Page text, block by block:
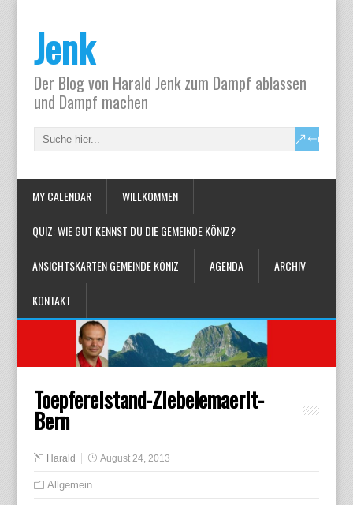
Jenk
Der Blog von Harald Jenk zum Dampf ablassen
und Dampf machen
MY CALENDAR WILLKOMMEN
QUIZ: WIE GUT KENNST DU DIE GEMEINDE KÖNIZ?
ANSICHTSKARTEN GEMEINDE KÖNIZ AGENDA ARCHIV
KONTAKT
Toepfereistand-Ziebelemaerit-
Bern
Harald August 24, 2013
Allgemein